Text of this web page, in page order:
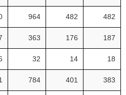
964 482 482
363 176 187
32 14 18
784 401 383